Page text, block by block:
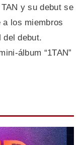
y su debut se
a los miembros
del debut.
álbum “1TAN”